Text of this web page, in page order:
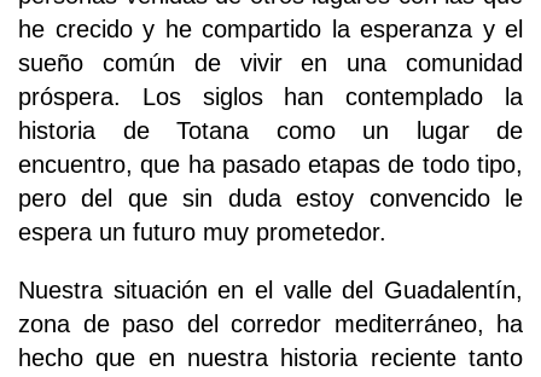
he crecido y he compartido la esperanza y el
sueño común de vivir en una comunidad
próspera. Los siglos han contemplado la
historia de Totana como un lugar de
encuentro, que ha pasado etapas de todo tipo,
pero del que sin duda estoy convencido le
espera un futuro muy prometedor.
Nuestra situación en el valle del Guadalentín,
zona de paso del corredor mediterráneo, ha
hecho que en nuestra historia reciente tanto